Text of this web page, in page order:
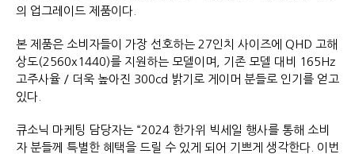
의 업그레이드 제품이다.
본 제품은 소비자들이 가장 선호하는 27인치 사이즈에 QHD 고해
상도(2560x1440)를 지원하는 모델이며, 기존 모델 대비 165Hz
고주사율 / 더욱 높아진 300cd 밝기로 게이머 분들로 인기를 얻고
있다.
큐소닉 마케팅 담당자는 “2024 한가위 빅세일 행사를 통해 소비
자 분들께 특별한 혜택을 드릴 수 있게 되어 기쁘게 생각한다. 이번